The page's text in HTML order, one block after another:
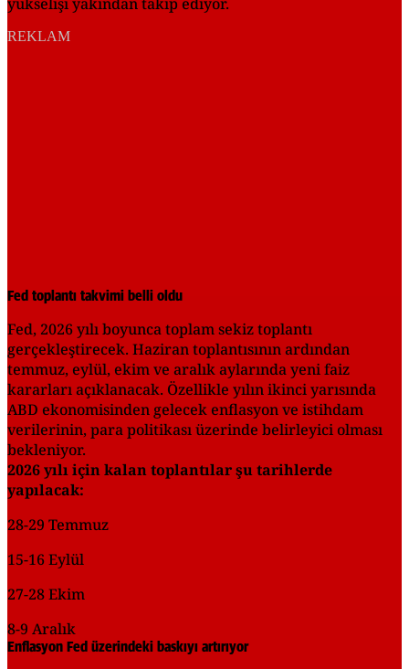
REKLAM
Fed toplantı takvimi belli oldu
Fed, 2026 yılı boyunca toplam sekiz toplantı
gerçekleştirecek. Haziran toplantısının ardından
temmuz, eylül, ekim ve aralık aylarında yeni faiz
kararları açıklanacak. Özellikle yılın ikinci yarısında
ABD ekonomisinden gelecek enflasyon ve istihdam
verilerinin, para politikası üzerinde belirleyici olması
bekleniyor.
2026 yılı için kalan toplantılar şu tarihlerde
yapılacak:
28-29 Temmuz
15-16 Eylül
27-28 Ekim
8-9 Aralık
Enflasyon Fed üzerindeki baskıyı artırıyor